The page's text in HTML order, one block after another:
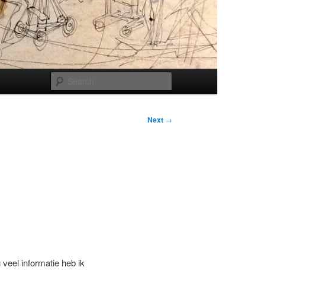
Next →
informatie heb ik